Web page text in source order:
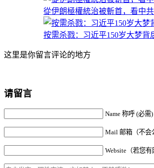
從伊朗極權統治被斬首，看中
按需杀戮：习近平150岁大梦
这里是你留言评论的地方
请留言
Name 称呼 (必需)
Mail 邮箱（不会
Website（若您